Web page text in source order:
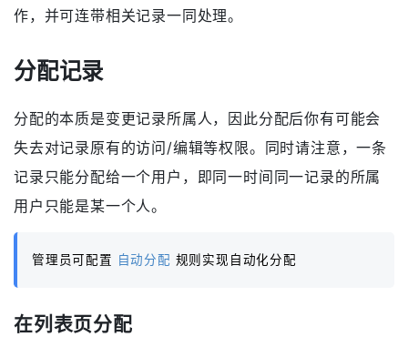
作，并可连带相关记录一同处理。
分配记录
分配的本质是变更记录所属人，因此分配后你有可能会
失去对记录原有的访问/编辑等权限。同时请注意，一条
记录只能分配给一个用户，即同一时间同一记录的所属
用户只能是某一个人。
管理员可配置 自动分配 规则实现自动化分配
在列表页分配